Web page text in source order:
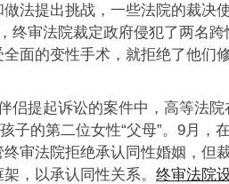
法提出挑战，一些法院的裁决
终审法院裁定政府侵犯了两名
面的变性手术，就拒绝了他们
侣提起诉讼的案件中，高等法
子的第二位女性“父母”。9月，
审法院拒绝承认同性婚姻，但
，以承认同性关系。 终审法院